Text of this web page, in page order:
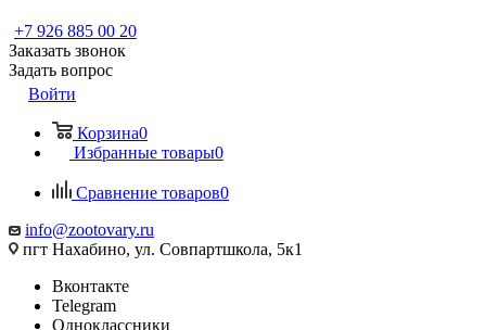
+7 926 885 00 20
Заказать звонок
Задать вопрос
Войти
Корзина0
Избранные товары0
Сравнение товаров0
info@zootovary.ru
пгт Нахабино, ул. Совпартшкола, 5к1
Вконтакте
Telegram
Одноклассники